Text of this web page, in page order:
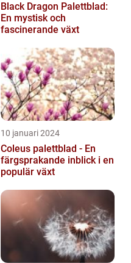
Black Dragon Palettblad:
En mystisk och
fascinerande växt
10 januari 2024
Coleus palettblad - En
färgsprakande inblick i en
populär växt